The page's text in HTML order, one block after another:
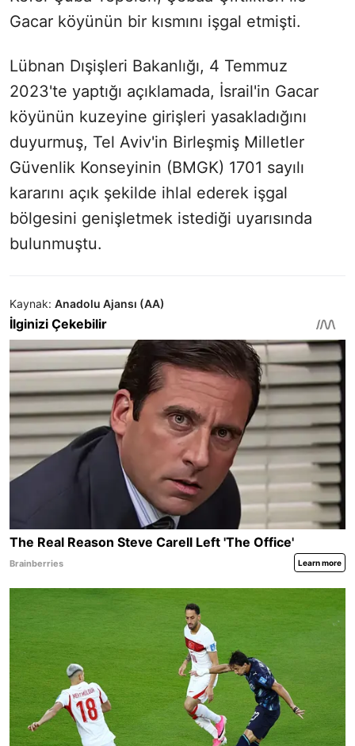
Gacar köyünün bir kısmını işgal etmişti.
Lübnan Dışişleri Bakanlığı, 4 Temmuz
2023'te yaptığı açıklamada, İsrail'in Gacar
köyünün kuzeyine girişleri yasakladığını
duyurmuş, Tel Aviv'in Birleşmiş Milletler
Güvenlik Konseyinin (BMGK) 1701 sayılı
kararını açık şekilde ihlal ederek işgal
bölgesini genişletmek istediği uyarısında
bulunmuştu.
Kaynak: Anadolu Ajansı (AA)